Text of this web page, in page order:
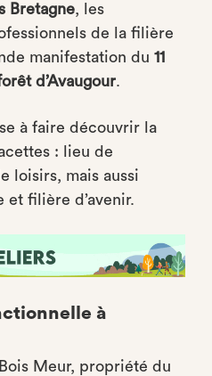
Bretagne, les
de la filière
manifestation du 11
d’Avaugour.
à faire découvrir la
: lieu de
loisirs, mais aussi
et filière d’avenir.
à
Meur, propriété du